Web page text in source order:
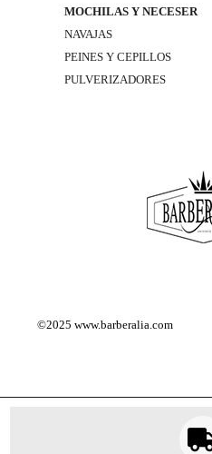
MOCHILAS Y NECESER
NAVAJAS
PEINES Y CEPILLOS
PULVERIZADORES
©2025www.barberalia.com